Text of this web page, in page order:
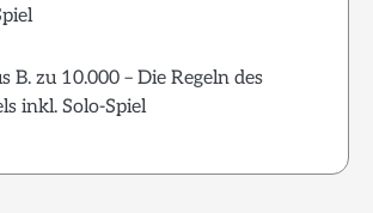
B.zu 10.000 – Die Regeln des
inkl. Solo-Spiel